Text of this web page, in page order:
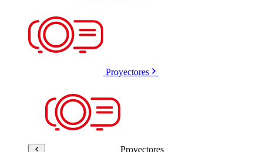
Proyectores
Proyectores